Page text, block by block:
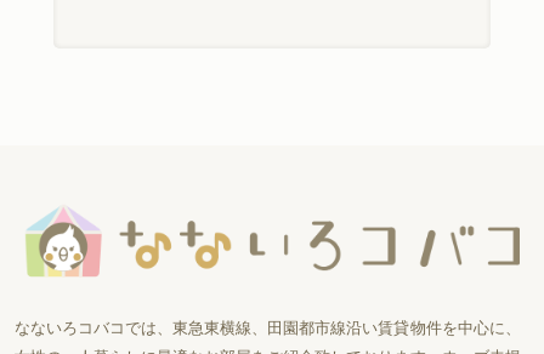
なないろコバコでは、東急東横線、田園都市線沿い賃貸物件を中心に、